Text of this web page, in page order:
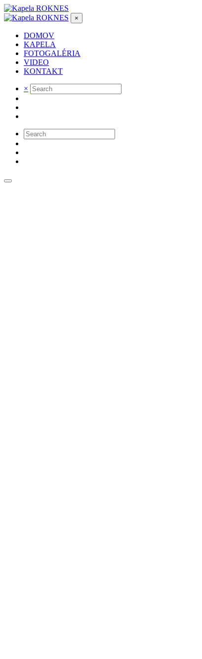
×
DOMOV
KAPELA
FOTOGALÉRIA
VIDEO
KONTAKT
×